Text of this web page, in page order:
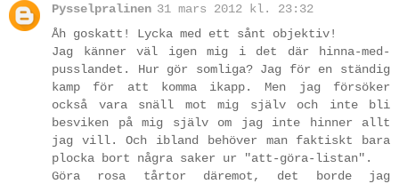
Pysselpralinen 31 mars 2012 kl. 23:32
Åh goskatt! Lycka med ett sånt objektiv!
Jag känner väl igen mig i det där hinna-med-
pusslandet. Hur gör somliga? Jag för en ständig
kamp för att komma ikapp. Men jag försöker
också vara snäll mot mig själv och inte bli
besviken på mig själv om jag inte hinner allt
jag vill. Och ibland behöver man faktiskt bara
plocka bort några saker ur "att-göra-listan".
Göra rosa tårtor däremot, det borde jag